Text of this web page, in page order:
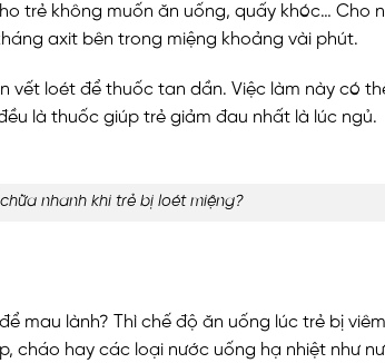
trẻ không muốn ăn uống, quấy khóc… Cho
axit bên trong miệng khoảng vài phút.
vết loét để thuốc tan dần. Việc làm này có
là thuốc giúp trẻ giảm đau nhất là lúc ngủ.
nhanh khi trẻ bị loét miệng?
mau lành? Thì chế độ ăn uống lúc trẻ bị
cháo hay các loại nước uống hạ nhiệt như